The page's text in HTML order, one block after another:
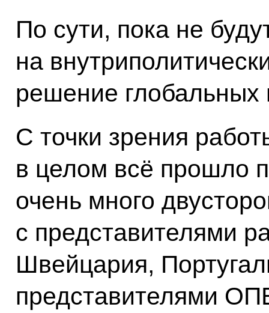
По сути, пока не
на
решение глобальных
С точки зрения
в целом всё прошло
очень много
с представителями
Швейцария,
представителями